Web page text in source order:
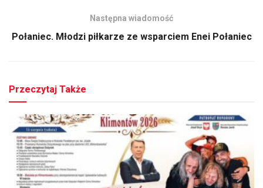
Następna wiadomość
Połaniec. Młodzi piłkarze ze wsparciem Enei Połaniec
Przeczytaj Także